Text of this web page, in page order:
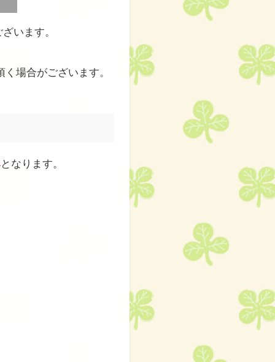
います。
場合がございます。
となります。